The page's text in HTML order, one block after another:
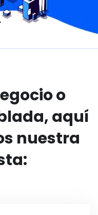
o
aquí
nuestra